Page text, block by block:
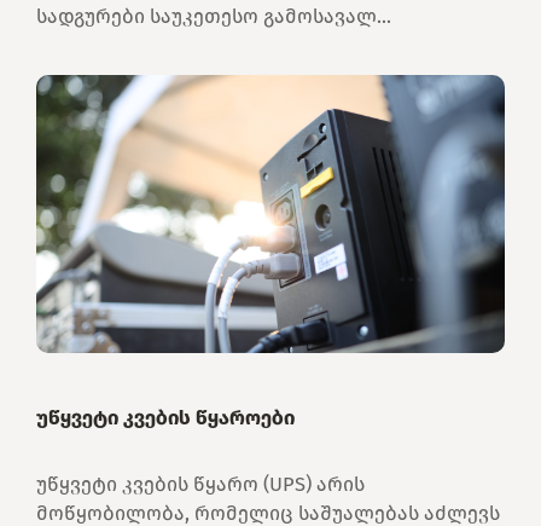
სადგურები საუკეთესო გამოსავალ...
უწყვეტი კვების წყაროები
უწყვეტი კვების წყარო (UPS) არის
მოწყობილობა, რომელიც საშუალებას აძლევს